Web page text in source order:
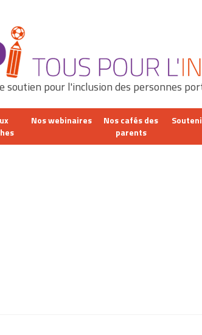
pour l'inclusion des personnes
Nos webinaires
Nos cafés des
parents